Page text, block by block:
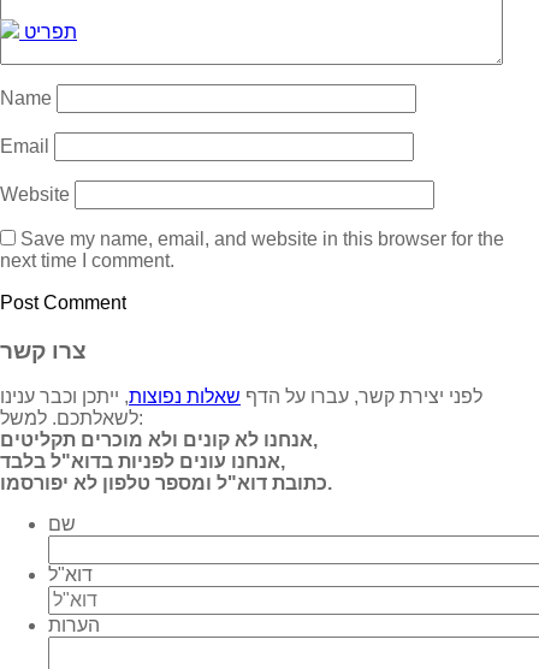
תפריט
Name
Email
Website
Save my name, email, and website in this browser for the
next time I comment.
צרו קשר
לפני יצירת קשר, עברו על הדף שאלות נפוצות, ייתכן וכבר ענינו
לשאלתכם. למשל:
אנחנו לא קונים ולא מוכרים תקליטים,
אנחנו עונים לפניות בדוא"ל בלבד,
כתובת דוא"ל ומספר טלפון לא יפורסמו.
שם
דוא"ל
הערות